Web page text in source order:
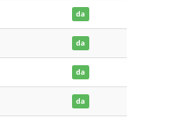
da
da
da
da